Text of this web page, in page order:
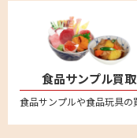
食品サンプル買取